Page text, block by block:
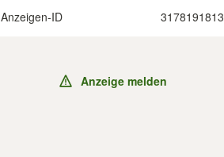
Anzeigen-ID 3178191813
Anzeige melden